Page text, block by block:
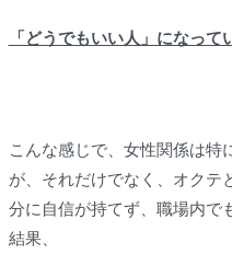
「どうでもいい人」になって
こんな感じで、女性関係は特
が、それだけでなく、オクテ
分に自信が持てず、職場内で
結果、